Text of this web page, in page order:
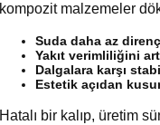
kompozit malzemeler
Suda daha az
Yakıt verimliliğini
Dalgalara karşı
Estetik açıdan
Hatalı bir kalıp, üretim